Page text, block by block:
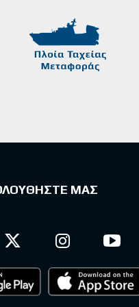
ΜΑΣ